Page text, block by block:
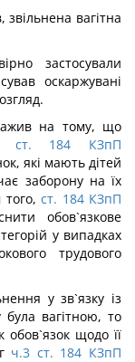
вагітна
застосували
оскаржувані
на тому, що
ст. 184 КЗпП
які мають дітей
заборону на їх
ст. 184 КЗпП
обов`язкове
у випадках
трудового
у зв`язку із
була вагітною, то
обов`язок щодо її
ч.3 ст. 184 КЗпП